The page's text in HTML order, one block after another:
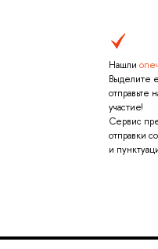
Нашли
Выделите
отправьте
участие!
Сервис
отправки
и